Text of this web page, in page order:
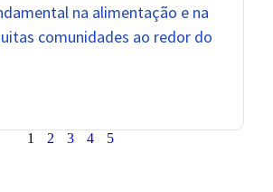
na alimentação e na
comunidades ao redor do
1 2 3 4 5